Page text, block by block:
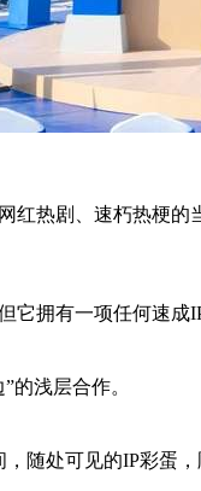
红热剧、速朽热梗
拥有一项任何速成
的浅层合作。
随处可见的IP彩蛋，